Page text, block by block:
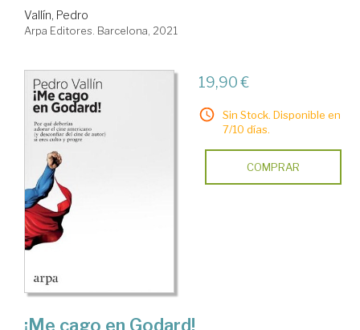
Vallín, Pedro
Arpa Editores. Barcelona, 2021
19,90 €
Sin Stock. Disponible en
7/10 días.
COMPRAR
¡Me cago en Godard!